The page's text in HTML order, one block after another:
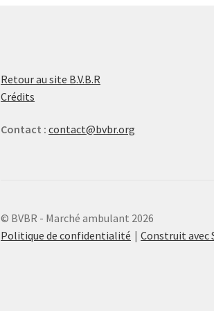
Retour au site B.V.B.R
Crédits
Contact :contact@bvbr.org
© BVBR - Marché ambulant 2026
Politique de confidentialité
Construit avec